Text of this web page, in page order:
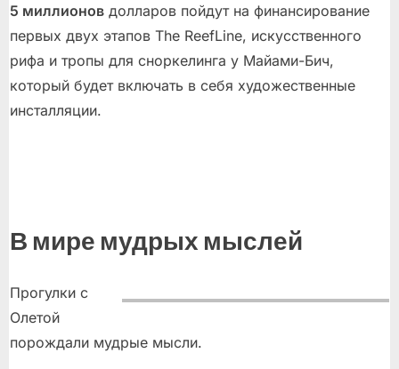
5 миллионов долларов пойдут на финансирование
первых двух этапов The ReefLine, искусственного
рифа и тропы для сноркелинга у Майами-Бич,
который будет включать в себя художественные
инсталляции.
В мире мудрых мыслей
Прогулки с
Олетой
порождали мудрые мысли.